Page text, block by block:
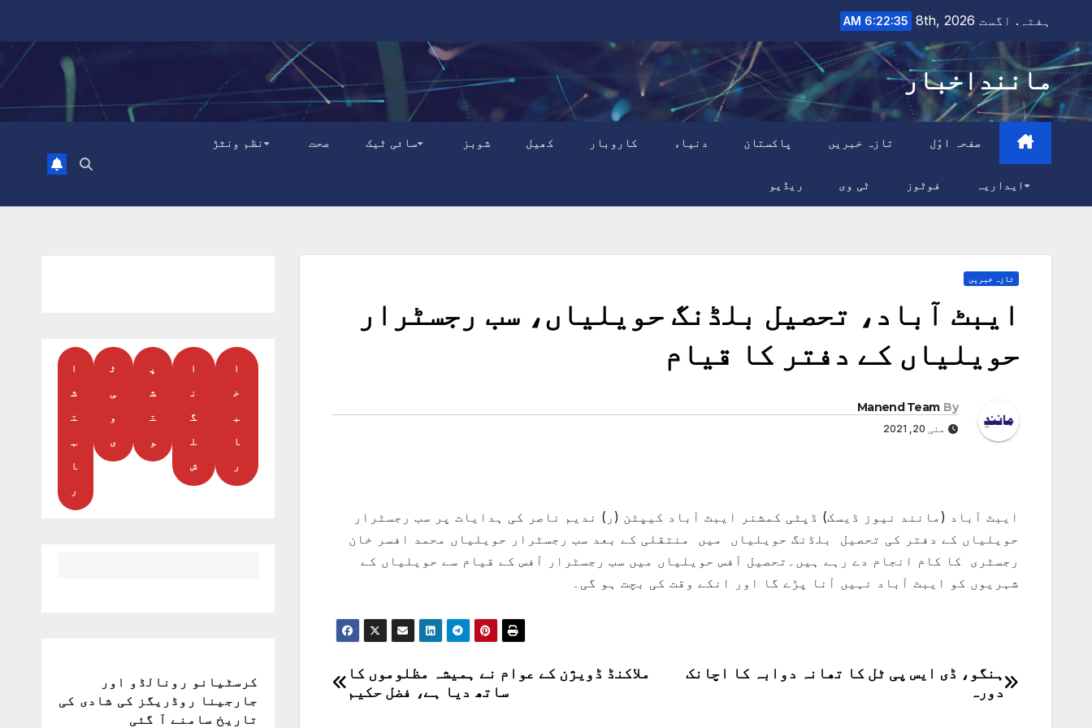
content
ہفتہ. اگست 8th, 2026 6:22:36 AM
ماننداخبار
صفحہ اوّل تازہ خبریں پاکستان دنیاء کاروبار کھیل شوبز سائی ٹیک صحت نظم ونثڑ
ایداریہ فوٹوز ٹی وی ریڈیو
تازہ خبریں
ایبٹ آباد، تحصیل بلڈنگ حویلیاں، سب رجسٹرار
حویلیاں کے دفتر کا قیام
By
Manend Team
مئی 20, 2021
ایبٹ آباد (مانند نیوز ڈیسک) ڈپٹی کمشنر ایبٹ آباد کیپٹن (ر) ندیم ناصر کی ہدایات پر سب رجسٹرار
حویلیاں کے دفتر کی تحصیل بلڈنگ حویلیاں میں منتقلی کے بعد سب رجسٹرار حویلیاں محمد افسر خان
رجسٹری کا کام انجام دے رہے ہیں۔تحصیل آفس حویلیاں میں سب رجسٹرار آفس کے قیام سے حویلیاں کے
شہریوں کو ایبٹ آباد نہیں آنا پڑے گا اور انکے وقت کی بچت ہو گی۔
پوسٹوں
ملاکنڈ ڈویژن کے عوام نے ہمیشہ مظلوموں کا
ساتھ دیا ہے، فضل حکیم
ہنگو، ڈی ایس پی ٹل کا تھانہ دوابہ کا اچانک
دورہ
ا
خ
ب
ا
ر
ا
ن
گ
ل
ش
پ
ش
ت
و
ٹ
ی
و
ی
ا
ش
ت
ہ
ا
ر
کرسٹیانو رونالڈو اور
جارجینا روڈریگز کی شادی کی
تاریخ سامنے آ گئی